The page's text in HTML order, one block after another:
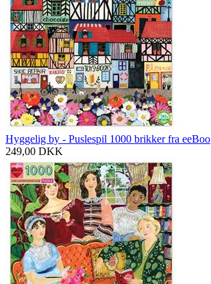
Hyggelig by - Puslespil 1000 brikker fra eeBoo
249,00 DKK